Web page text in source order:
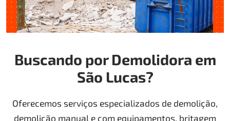
Buscando por Demolidora em
São Lucas?
Oferecemos serviços especializados de demolição,
demolição manual e com equipamentos, britagem